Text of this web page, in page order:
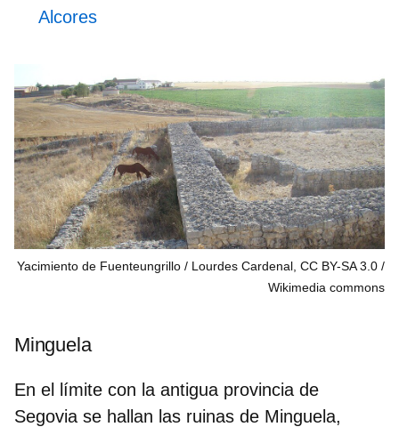
Alcores
Yacimiento de Fuenteungrillo / Lourdes Cardenal, CC BY-SA 3.0
Wikimedia commons
Minguela
En el límite con la antigua provincia de
Segovia se hallan las ruinas de Minguela,